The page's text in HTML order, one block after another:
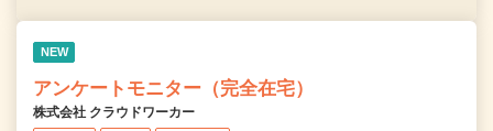
NEW
アンケートモニター（完全在宅）
株式会社 クラウドワーカー